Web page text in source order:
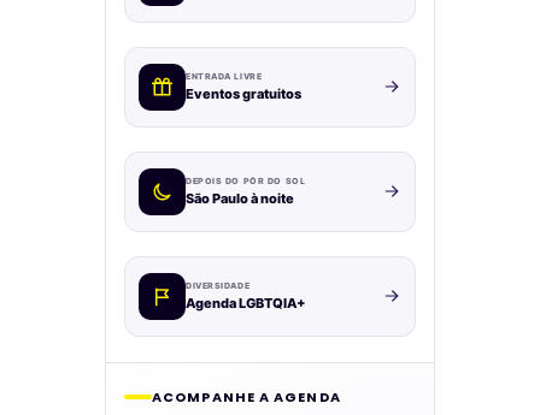
ENTRADA LIVRE
Eventos gratuitos
DEPOIS DO PÔR DO SOL
São Paulo à noite
DIVERSIDADE
Agenda LGBTQIA+
ACOMPANHE A AGENDA